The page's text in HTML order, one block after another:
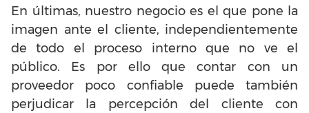
En últimas, nuestro negocio es el que pone la
imagen ante el cliente, independientemente
de todo el proceso interno que no ve el
público. Es por ello que contar con un
proveedor poco confiable puede también
perjudicar la percepción del cliente con